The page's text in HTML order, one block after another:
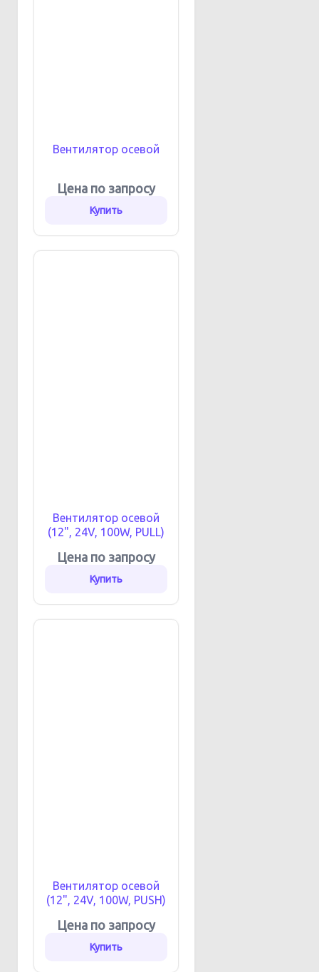
Вентилятор осевой
Цена по запросу
Купить
Вентилятор осевой
(12", 24V, 100W, PULL)
Цена по запросу
Купить
Вентилятор осевой
(12", 24V, 100W, PUSH)
Цена по запросу
Купить